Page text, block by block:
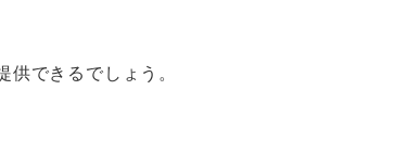
できるでしょう。